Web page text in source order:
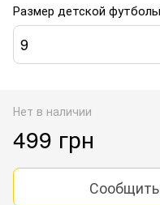
Размер детской
9
Нет в наличии
499 грн